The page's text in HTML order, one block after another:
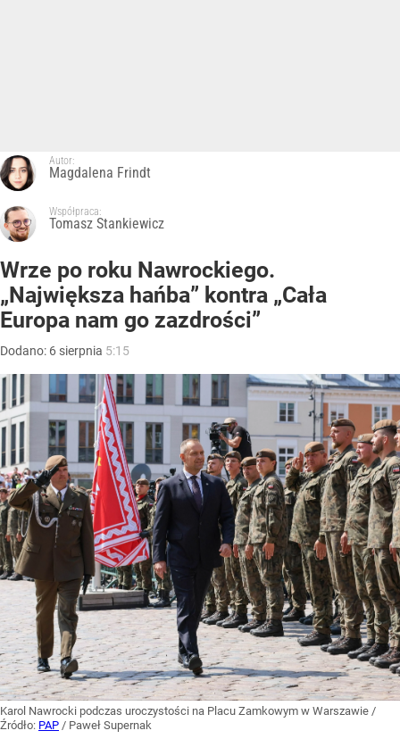
Autor:
Magdalena Frindt
Współpraca:
Tomasz Stankiewicz
Wrze po roku Nawrockiego.
„Największa hańba” kontra „Cała
Europa nam go zazdrości”
Dodano: 6 sierpnia 5:15
Karol Nawrocki podczas uroczystości na Placu Zamkowym w Warszawie /
Źródło: PAP / Paweł Supernak